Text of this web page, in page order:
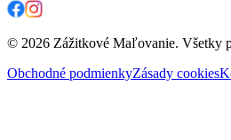
© 2026 Zážitkové Maľovanie. Všetky
Obchodné podmienkyZásady cookies